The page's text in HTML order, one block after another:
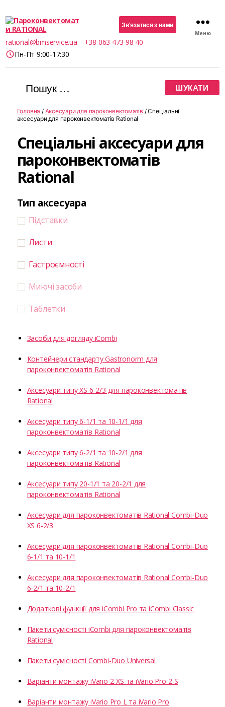
Пароконвектомати
RATIONAL
Зв’язатися з нами
rational@bmservice.ua
+38 063 473 98 40
Пн-Пт 9:00-17:30
Меню
Шукати:
Головна / Аксесуари для пароконвектоматів / Спеціальні
аксесуари для пароконвектоматів Rational
Спеціальні аксесуари для
пароконвектоматів
Rational
Тип аксесуара
Підставки
Листи
Гастроємності
Миючі засоби
Таблетки
Засоби для догляду iCombi
Контейнери стандарту Gastronorm для
пароконвектоматів Rational
Аксесуари типу XS 6-2/3 для пароконвектоматів
Rational
Аксесуари типу 6-1/1 та 10-1/1 для
пароконвектоматів Rational
Аксесуари типу 6-2/1 та 10-2/1 для
пароконвектоматів Rational
Аксесуари типу 20-1/1 та 20-2/1 для
пароконвектоматів Rational
Аксесуари для пароконвектоматів Rational Combi-Duo
XS 6-2/3
Аксесуари для пароконвектоматів Rational Combi-Duo
6-1/1 та 10-1/1
Аксесуари для пароконвектоматів Rational Combi-Duo
6-2/1 та 10-2/1
Додаткові функції для iCombi Pro та iCombi Classic
Пакети сумісності iCombi для пароконвектоматів
Rational
Пакети сумісності Combi-Duo Universal
Варіанти монтажу iVario 2-XS та iVario Pro 2-S
Варіанти монтажу iVario Pro L та iVario Pro